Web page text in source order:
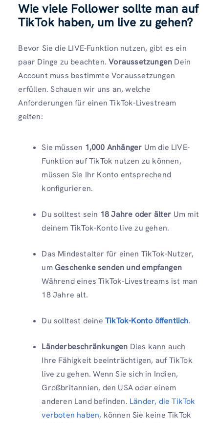
Wie viele Follower sollte man auf
TikTok haben, um live zu gehen?
Bevor Sie die LIVE-Funktion nutzen, gibt es ein
paar Dinge zu beachten.Voraussetzungen Dein
Account muss bestimmte Voraussetzungen
erfüllen. Schauen wir uns an, welche
Anforderungen für einen TikTok-Livestream
gelten:
Sie müssen 1,000 Anhänger Um die LIVE-
Funktion auf TikTok nutzen zu können,
müssen Sie Ihr Konto entsprechend
konfigurieren.
Du solltest sein 18 Jahre oder älter Um mit
deinem TikTok-Konto live zu gehen.
Das Mindestalter für einen TikTok-Nutzer,
umGeschenke senden und empfangen
Während eines TikTok-Livestreams ist man
18 Jahre alt.
Du solltest deine TikTok-Konto öffentlich.
Länderbeschränkungen Dies kann auch
Ihre Fähigkeit beeinträchtigen, auf TikTok
live zu gehen. Wenn Sie sich in Indien,
Großbritannien, den USA oder einem
anderen Land befinden. Länder, die TikTok
verboten haben, können Sie keine TikTok